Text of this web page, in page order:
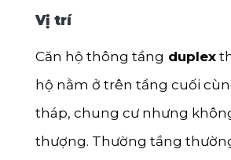
Vị trí
Căn hộ thông tầng duplex
hộ nằm ở trên tầng cuối
tháp, chung cư nhưng
thượng. Thường tầng